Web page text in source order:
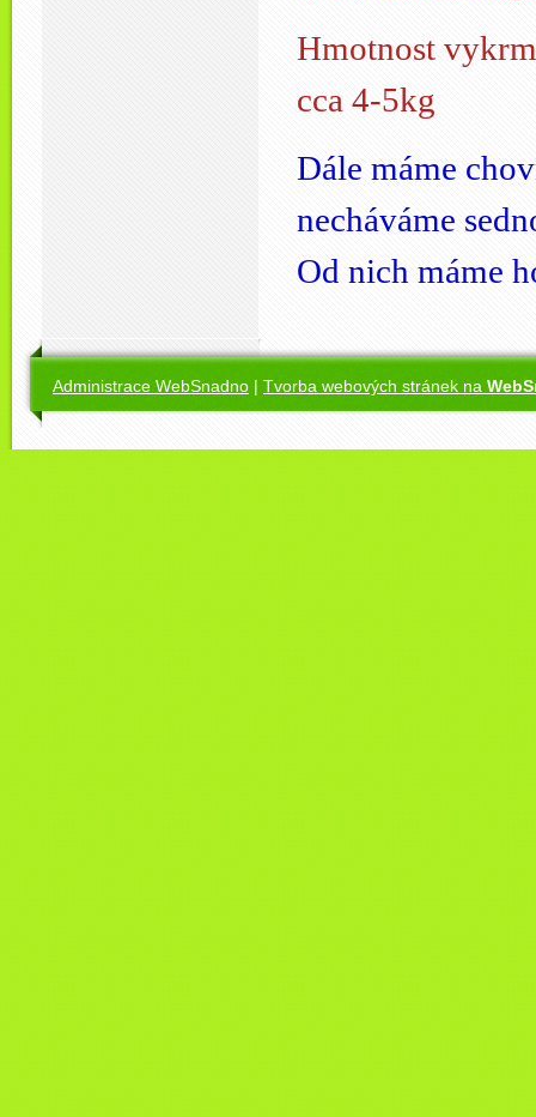
Hmotnost
cca 4-5kg
Dále máme
necháváme
Od nich máme
Administrace WebSnadno | Tvorba webových stránek na